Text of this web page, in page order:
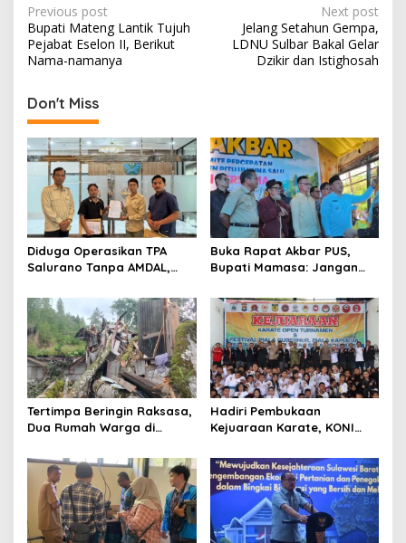
P
o
s
t
n
a
v
g
a
t
i
o
n
Previous post
Bupati Mateng Lantik Tujuh
Pejabat Eselon II, Berikut
Nama-namanya
Next post
Jelang Setahun Gempa,
LDNU Sulbar Bakal Gelar
Dzikir dan Istighosah
Don't Miss
Diduga Operasikan TPA
Salurano Tanpa AMDAL,
Dilaporkan ke Dua
Kementerian
Buka Rapat Akbar PUS,
Bupati Mamasa: Jangan
Pemekaran
Tertimpa Beringin Raksasa,
Dua Rumah Warga di
Hadiri Pembukaan
Kejuaraan Karate, KONI
Atlet Berprestasi Sulbar